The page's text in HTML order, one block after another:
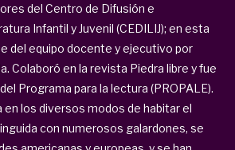
del Centro de Difusión e
Infantil y Juvenil (CEDILIJ); en esta
del equipo docente y ejecutivo por
Colaboró en la revista Piedra libre y fue
Programa para la lectura (PROPALE).
en los diversos modos de habitar el
con numerosos galardones, se